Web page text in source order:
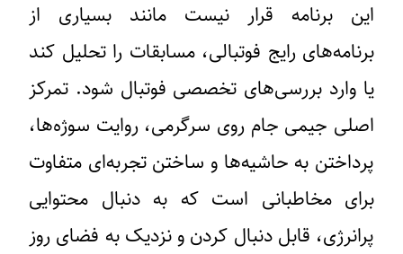
این برنامه قرار نیست مانند بسیاری از
برنامه‌های رایج فوتبالی، مسابقات را تحلیل کند
یا وارد بررسی‌های تخصصی فوتبال شود. تمرکز
اصلی جیمی جام روی سرگرمی، روایت سوژه‌ها،
پرداختن به حاشیه‌ها و ساختن تجربه‌ای متفاوت
برای مخاطبانی است که به دنبال محتوایی
پرانرژی، قابل دنبال کردن و نزدیک به فضای روز